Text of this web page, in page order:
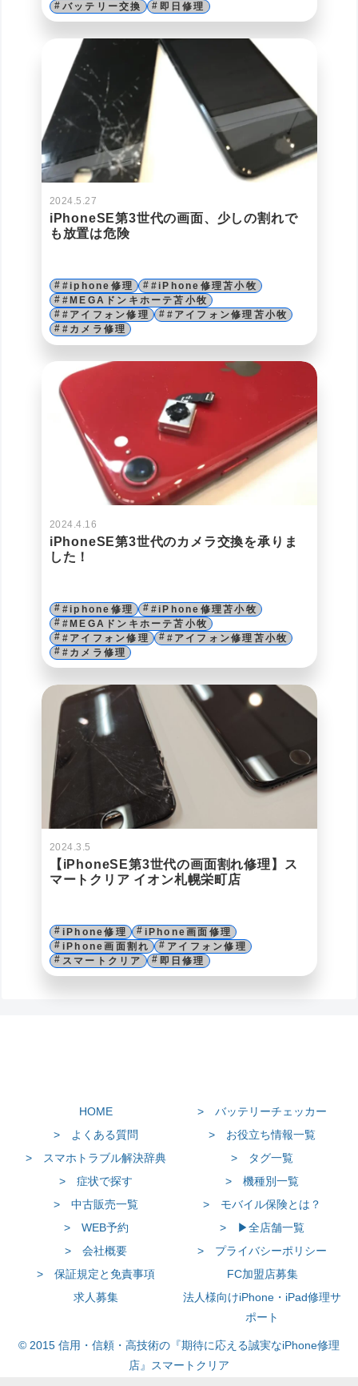
バッテリー交換
即日修理
2024.5.27
iPhoneSE第3世代の画面、少しの割れで
も放置は危険
#iphone修理
#iPhone修理苫小牧
#MEGAドンキホーテ苫小牧
#アイフォン修理
#アイフォン修理苫小牧
#カメラ修理
2024.4.16
iPhoneSE第3世代のカメラ交換を承りま
した！
#iphone修理
#iPhone修理苫小牧
#MEGAドンキホーテ苫小牧
#アイフォン修理
#アイフォン修理苫小牧
#カメラ修理
2024.3.5
【iPhoneSE第3世代の画面割れ修理】ス
マートクリア イオン札幌栄町店
iPhone修理
iPhone画面修理
iPhone画面割れ
アイフォン修理
スマートクリア
即日修理
HOME
> バッテリーチェッカー
> よくある質問
> お役立ち情報一覧
> スマホトラブル解決辞典
> タグ一覧
> 症状で探す
> 機種別一覧
> 中古販売一覧
> モバイル保険とは？
> WEB予約
> ▶全店舗一覧
> 会社概要
> プライバシーポリシー
> 保証規定と免責事項
FC加盟店募集
求人募集
法人様向けiPhone・iPad修理サ
ポート
© 2015 信用・信頼・高技術の『期待に応える誠実なiPhone修理
店』スマートクリア